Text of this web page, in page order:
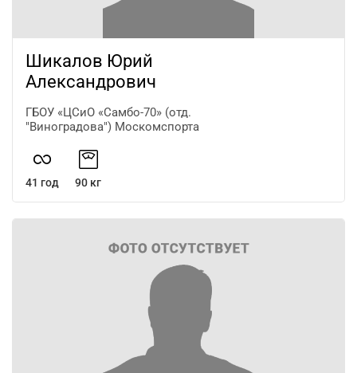
Шикалов Юрий
Александрович
ГБОУ «ЦСиО «Самбо-70» (отд.
"Виноградова") Москомспорта
41 год 90 кг